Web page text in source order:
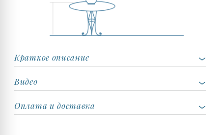
Краткое описание
Видео
Оплата и доставка